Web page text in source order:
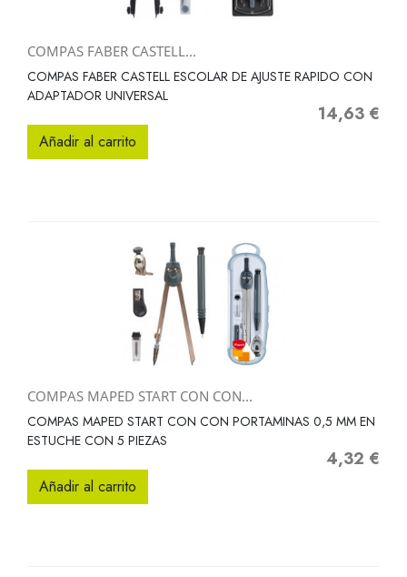
COMPAS FABER CASTELL...
COMPAS FABER CASTELL ESCOLAR DE AJUSTE RAPIDO CON
ADAPTADOR UNIVERSAL
Precio
14,63 €
Añadir al carrito
COMPAS MAPED START CON CON...
COMPAS MAPED START CON CON PORTAMINAS 0,5 MM EN
ESTUCHE CON 5 PIEZAS
Precio
4,32 €
Añadir al carrito